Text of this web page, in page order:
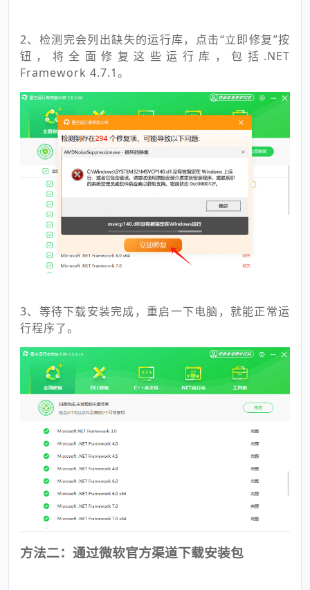
2、检测完会列出缺失的运行库，点击“立即修复”按
钮，将全面修复这些运行库，包括.NET
Framework 4.7.1。
3、等待下载安装完成，重启一下电脑，就能正常运
行程序了。
方法二：通过微软官方渠道下载安装包